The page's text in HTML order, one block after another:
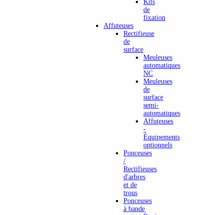
Kits
de
fixation
Affuteuses
Rectifieuse
de
surface
Meuleuses
automatiques
NC
Meuleuses
de
surface
semi-
automatiques
Affuteuses
-
Équipements
optionnels
Ponceuses
/
Rectifieuses
d'arbres
et de
trous
Ponceuses
à bande